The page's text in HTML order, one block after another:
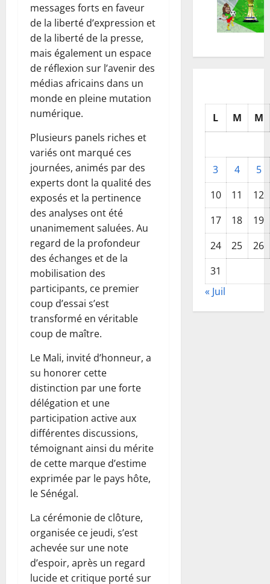
messages forts en faveur
de la liberté d’expression et
de la liberté de la presse,
mais également un espace
de réflexion sur l’avenir des
médias africains dans un
monde en pleine mutation
numérique.
Plusieurs panels riches et
variés ont marqué ces
journées, animés par des
experts dont la qualité des
exposés et la pertinence
des analyses ont été
unanimement saluées. Au
regard de la profondeur
des échanges et de la
mobilisation des
participants, ce premier
coup d’essai s’est
transformé en véritable
coup de maître.
Le Mali, invité d’honneur, a
su honorer cette
distinction par une forte
délégation et une
participation active aux
différentes discussions,
témoignant ainsi du mérite
de cette marque d’estime
exprimée par le pays hôte,
le Sénégal.
La cérémonie de clôture,
organisée ce jeudi, s’est
achevée sur une note
d’espoir, après un regard
lucide et critique porté sur
L M M
3 4
5
10
11
12
17
18
19
24
25
26
31
« Juil